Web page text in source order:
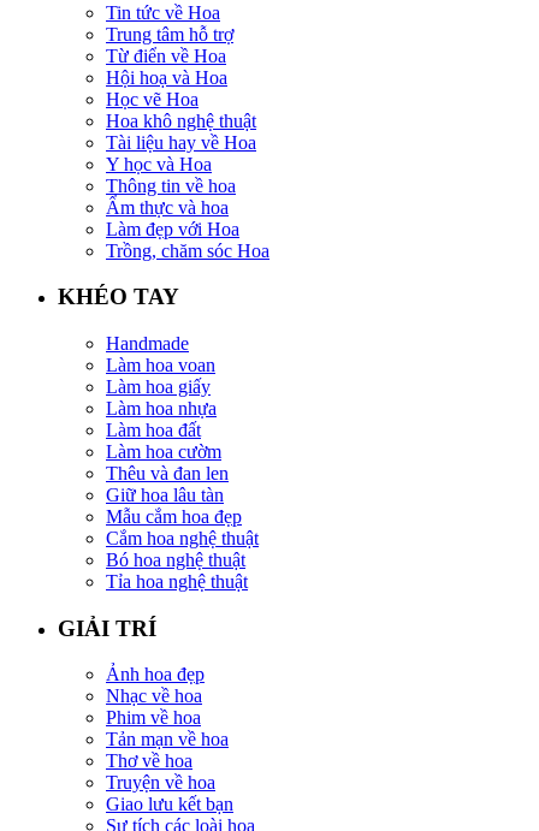
Tin tức về Hoa
Trung tâm hỗ trợ
Từ điển về Hoa
Hội hoạ và Hoa
Học vẽ Hoa
Hoa khô nghệ thuật
Tài liệu hay về Hoa
Y học và Hoa
Thông tin về hoa
Ẩm thực và hoa
Làm đẹp với Hoa
Trồng, chăm sóc Hoa
KHÉO TAY
Handmade
Làm hoa voan
Làm hoa giấy
Làm hoa nhựa
Làm hoa đất
Làm hoa cườm
Thêu và đan len
Giữ hoa lâu tàn
Mẫu cắm hoa đẹp
Cắm hoa nghệ thuật
Bó hoa nghệ thuật
Tỉa hoa nghệ thuật
GIẢI TRÍ
Ảnh hoa đẹp
Nhạc về hoa
Phim về hoa
Tản mạn về hoa
Thơ về hoa
Truyện về hoa
Giao lưu kết bạn
Sự tích các loài hoa